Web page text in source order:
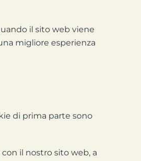
il sito web viene
migliore esperienza
di prima parte sono
il nostro sito web, a